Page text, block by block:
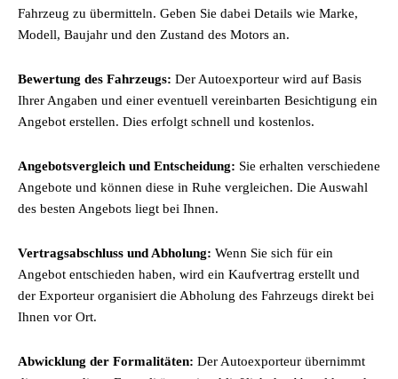
Fahrzeug zu übermitteln. Geben Sie dabei Details wie Marke,
Modell, Baujahr und den Zustand des Motors an.
Bewertung des Fahrzeugs: Der Autoexporteur wird auf Basis
Ihrer Angaben und einer eventuell vereinbarten Besichtigung ein
Angebot erstellen. Dies erfolgt schnell und kostenlos.
Angebotsvergleich und Entscheidung: Sie erhalten verschiedene
Angebote und können diese in Ruhe vergleichen. Die Auswahl
des besten Angebots liegt bei Ihnen.
Vertragsabschluss und Abholung: Wenn Sie sich für ein
Angebot entschieden haben, wird ein Kaufvertrag erstellt und
der Exporteur organisiert die Abholung des Fahrzeugs direkt bei
Ihnen vor Ort.
Abwicklung der Formalitäten: Der Autoexporteur übernimmt